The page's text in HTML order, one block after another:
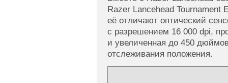
Razer Lancehead Tournament
её отличают оптический
с разрешением 16 000 dpi,
и увеличенная до 450
отслеживания положения.